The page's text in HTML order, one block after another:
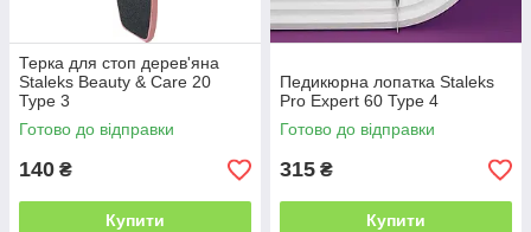
Терка для стоп дерев'яна
Staleks Beauty & Care 20
Type 3
Готово до відправки
140 ₴
Купити
Педикюрна лопатка Staleks
Pro Expert 60 Type 4
Готово до відправки
315 ₴
Купити